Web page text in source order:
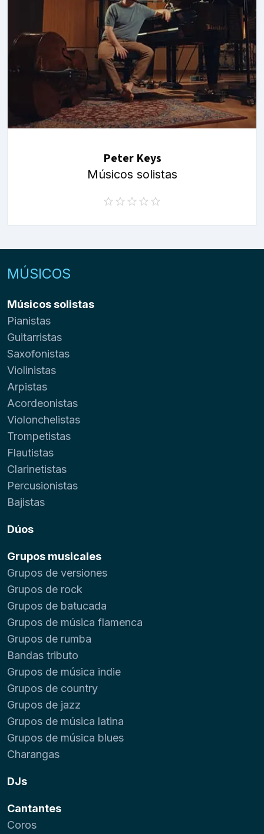
Peter Keys
Músicos solistas
MÚSICOS
Músicos solistas
Pianistas
Guitarristas
Saxofonistas
Violinistas
Arpistas
Acordeonistas
Violonchelistas
Trompetistas
Flautistas
Clarinetistas
Percusionistas
Bajistas
Dúos
Grupos musicales
Grupos de versiones
Grupos de rock
Grupos de batucada
Grupos de música flamenca
Grupos de rumba
Bandas tributo
Grupos de música indie
Grupos de country
Grupos de jazz
Grupos de música latina
Grupos de música blues
Charangas
DJs
Cantantes
Coros